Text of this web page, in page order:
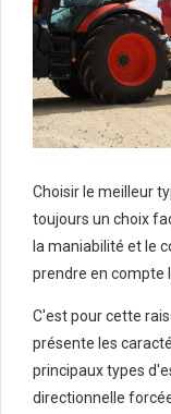
Choisir le meilleur
toujours un choix
la maniabilité et le
prendre en compte
C'est pour cette
présente les
principaux types
directionnelle